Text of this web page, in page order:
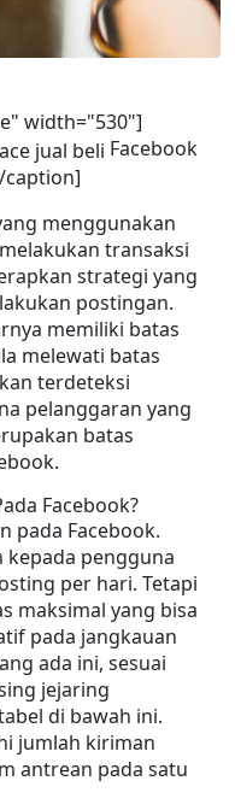
width="530"]
Facebook
caption]
menggunakan
transaksi
strategi yang
postingan.
memiliki batas
melewati batas
terdeteksi
pelanggaran yang
batas
Facebook?
pada Facebook.
kepada pengguna
per hari. Tetapi
maksimal yang bisa
pada jangkauan
ada ini, sesuai
jejaring
di bawah ini.
jumlah kiriman
antrean pada satu